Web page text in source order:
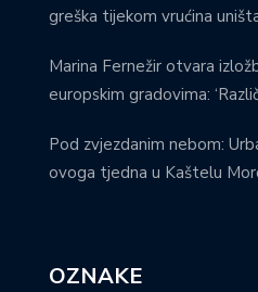
greška tijekom vrućina
Marina Fernežir otvara
europskim gradovima:
Pod zvjezdanim nebom:
ovoga tjedna u Kaštelu
OZNAKE